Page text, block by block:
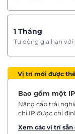
1 Tháng
Tự động gia hạn với
Vị trí mới được
Bao gồm một
Nâng cấp trải
chỉ IP được chỉ
Xem các vị trí sẵn